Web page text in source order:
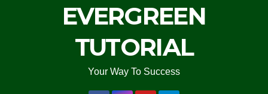
EVERGREEN
TUTORIAL
Your Way To Success